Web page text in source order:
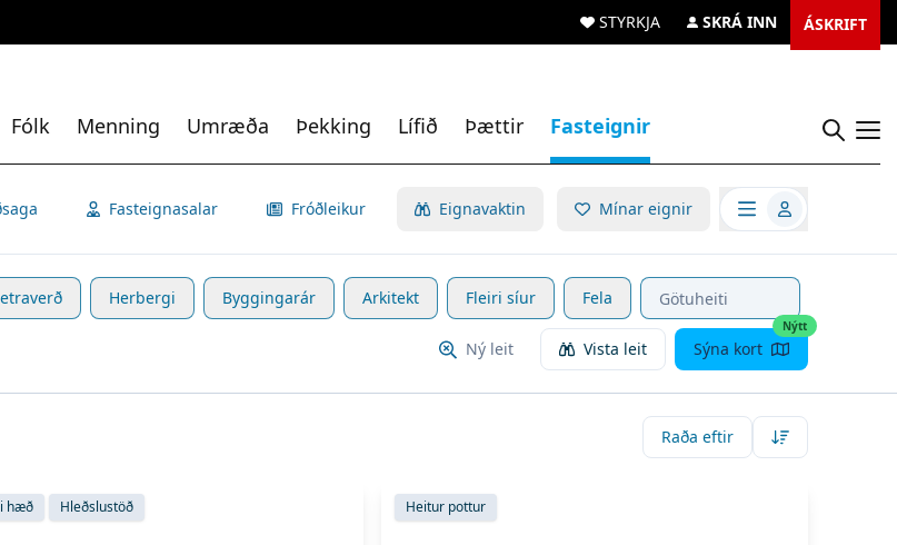
STYRKJA SKRÁ INN ÁSKRIFT
Fólk Menning Umræða Þekking Lífið Þættir Fasteignir
Fasteignasalar Fróðleikur Eignavaktin Mínar eignir Opna valmynd
Herbergi Byggingarár Arkitekt Fleiri síur Fela
Ný leit Vista leit
Nýtt
Sýna kort
Raða eftir
Vallarbraut 24
hæð Hleðslustöð
Skoða eignina
Heitur pottur